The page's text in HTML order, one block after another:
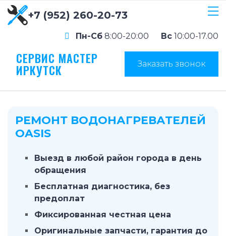
+7 (952) 260-20-73
Пн-Сб 8:00-20:00 Вс 10:00-17.00
СЕРВИС МАСТЕР
ИРКУТСК Заказать звонок
РЕМОНТ ВОДОНАГРЕВАТЕЛЕЙ
OASIS
Выезд в любой район города в день
обращения
Бесплатная диагностика, без
предоплат
Фиксированная честная цена
Оригинальные запчасти, гарантия до